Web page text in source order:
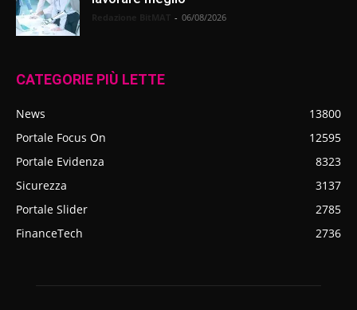
- 06/08/2026
CATEGORIE PIÙ LETTE
News
13800
Portale Focus On
12595
Portale Evidenza
8323
Sicurezza
3137
Portale Slider
2785
FinanceTech
2736